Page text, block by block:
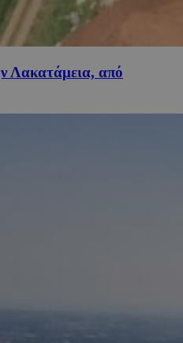
Λακατάμεια, από